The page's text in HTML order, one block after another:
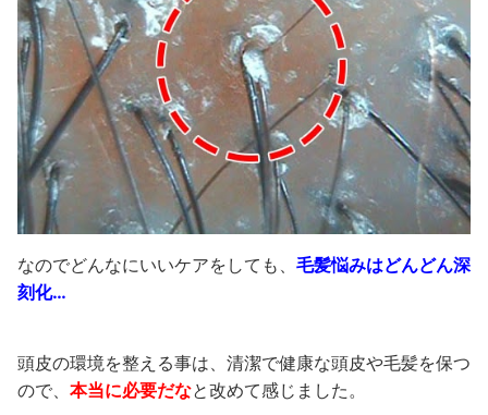
なのでどんなにいいケアをしても、 毛髪悩みはどんどん深
刻化…
頭皮の環境を整える事は、清潔で健康な頭皮や毛髪を保つ
ので、 本当に必要だなと改めて感じました。